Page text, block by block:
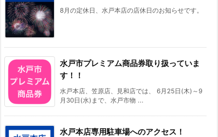
8月の定休日、水戸本店の店休日のお知らせです。
水戸市プレミアム商品券取り扱っていま
す！！
水戸本店、笠原店、見和店では、 6月25日(木)～9
月30日(水)まで、水戸市物 ...
水戸本店専用駐車場へのアクセス！